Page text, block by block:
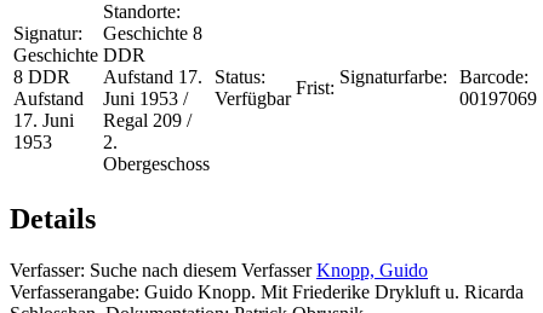
Signatur:
Geschichte
8 DDR
Aufstand
17. Juni
1953
Standorte:
Geschichte 8
DDR
Aufstand 17.
Juni 1953 /
Regal 209 /
2.
Obergeschoss
Status:
Verfügbar
Frist:
Signaturfarbe:
Barcode:
00197069
Details
Verfasser: Suche nach diesem Verfasser Knopp, Guido
Verfasserangabe: Guido Knopp. Mit Friederike Drykluft u. Ricarda